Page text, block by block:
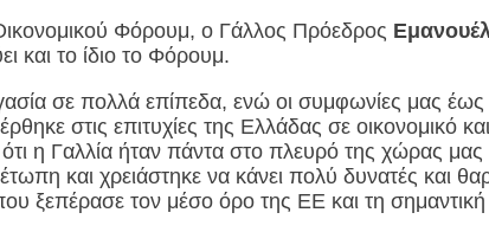
Φόρουμ, ο Γάλλος Πρόεδρος
και το ίδιο το Φόρουμ.
σε πολλά επίπεδα, ενώ οι συμφωνίες μας
στις επιτυχίες της Ελλάδας σε οικονομικό και
η Γαλλία ήταν πάντα στο πλευρό της χώρας μας
και χρειάστηκε να κάνει πολύ δυνατές και
ξεπέρασε τον μέσο όρο της ΕΕ και τη